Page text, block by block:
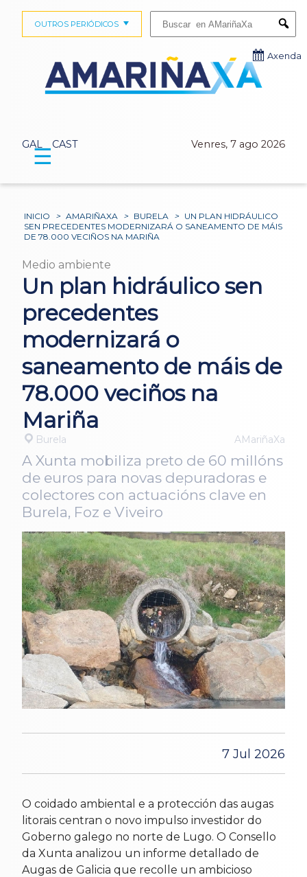
GAL CAST Venres, 7 ago 2026
OUTROS PERIÓDICOS
Axenda
☰
INICIO > AMARIÑAXA > BURELA > UN PLAN HIDRÁULICO
SEN PRECEDENTES MODERNIZARÁ O SANEAMENTO DE MÁIS
DE 78.000 VECIÑOS NA MARIÑA
Medio ambiente
Un plan hidráulico sen
precedentes
modernizará o
saneamento de máis de
78.000 veciños na
Mariña
Burela AMariñaXa
A Xunta mobiliza preto de 60 millóns
de euros para novas depuradoras e
colectores con actuacións clave en
Burela, Foz e Viveiro
7 Jul 2026
O coidado ambiental e a protección das augas
litorais centran o novo impulso investidor do
Goberno galego no norte de Lugo. O Consello
da Xunta analizou un informe detallado de
Augas de Galicia que recolle un ambicioso